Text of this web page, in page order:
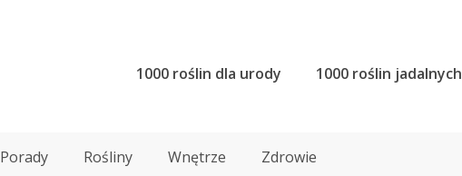
1000 roślin dla urody 1000 roślin jadalnych
Porady Rośliny Wnętrze Zdrowie